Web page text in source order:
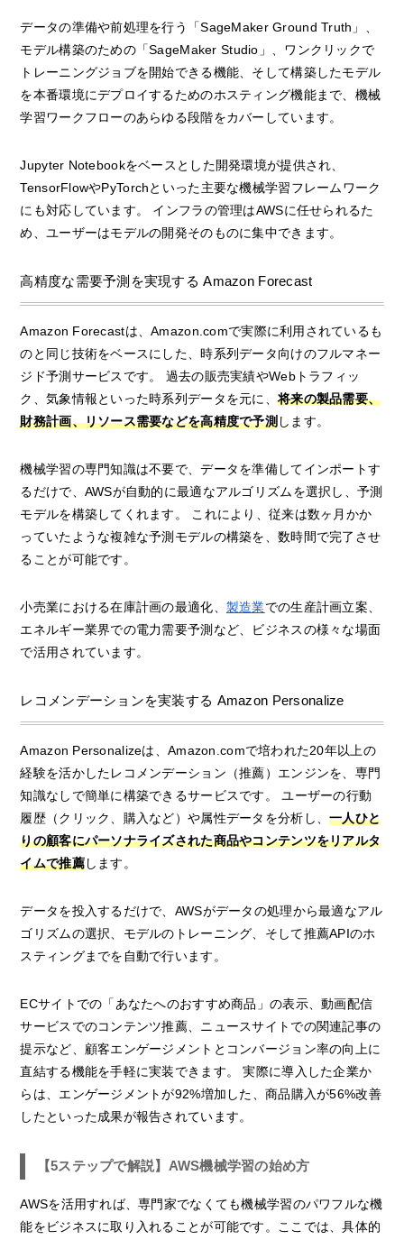
データの準備や前処理を行う「SageMaker Ground Truth」、
モデル構築のための「SageMaker Studio」、ワンクリックで
トレーニングジョブを開始できる機能、そして構築したモデル
を本番環境にデプロイするためのホスティング機能まで、機械
学習ワークフローのあらゆる段階をカバーしています。
Jupyter Notebookをベースとした開発環境が提供され、
TensorFlowやPyTorchといった主要な機械学習フレームワーク
にも対応しています。 インフラの管理はAWSに任せられるた
め、ユーザーはモデルの開発そのものに集中できます。
高精度な需要予測を実現する Amazon Forecast
Amazon Forecastは、Amazon.comで実際に利用されているも
のと同じ技術をベースにした、時系列データ向けのフルマネー
ジド予測サービスです。 過去の販売実績やWebトラフィッ
ク、気象情報といった時系列データを元に、将来の製品需要、
財務計画、リソース需要などを高精度で予測します。
機械学習の専門知識は不要で、データを準備してインポートす
るだけで、AWSが自動的に最適なアルゴリズムを選択し、予測
モデルを構築してくれます。 これにより、従来は数ヶ月かか
っていたような複雑な予測モデルの構築を、数時間で完了させ
ることが可能です。
小売業における在庫計画の最適化、 製造業での生産計画立案、
エネルギー業界での電力需要予測など、ビジネスの様々な場面
で活用されています。
レコメンデーションを実装する Amazon Personalize
Amazon Personalizeは、Amazon.comで培われた20年以上の
経験を活かしたレコメンデーション（推薦）エンジンを、専門
知識なしで簡単に構築できるサービスです。 ユーザーの行動
履歴（クリック、購入など）や属性データを分析し、一人ひと
りの顧客にパーソナライズされた商品やコンテンツをリアルタ
イムで推薦します。
データを投入するだけで、AWSがデータの処理から最適なアル
ゴリズムの選択、モデルのトレーニング、そして推薦APIのホ
スティングまでを自動で行います。
ECサイトでの「あなたへのおすすめ商品」の表示、動画配信
サービスでのコンテンツ推薦、ニュースサイトでの関連記事の
提示など、顧客エンゲージメントとコンバージョン率の向上に
直結する機能を手軽に実装できます。 実際に導入した企業か
らは、エンゲージメントが92%増加した、商品購入が56%改善
したといった成果が報告されています。
【5ステップで解説】AWS機械学習の始め方
AWSを活用すれば、専門家でなくても機械学習のパワフルな機
能をビジネスに取り入れることが可能です。ここでは、具体的